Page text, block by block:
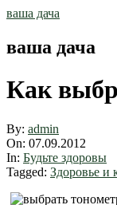
Skip
ваша дача
ваша дача
Как
By: admin
On: 07.09.2012
In: Будьте здоровы
Tagged: Здоровье и